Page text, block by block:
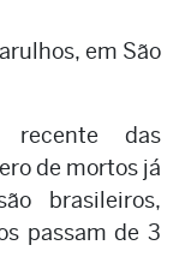
em São
recente das
de mortos já
brasileiros,
passam de 3